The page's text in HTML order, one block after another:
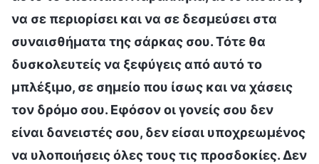
να σε περιορίσει και να σε δεσμεύσει στα
συναισθήματα της σάρκας σου. Τότε θα
δυσκολευτείς να ξεφύγεις από αυτό το
μπλέξιμο, σε σημείο που ίσως και να χάσεις
τον δρόμο σου. Εφόσον οι γονείς σου δεν
είναι δανειστές σου, δεν είσαι υποχρεωμένος
να υλοποιήσεις όλες τους τις προσδοκίες. Δεν